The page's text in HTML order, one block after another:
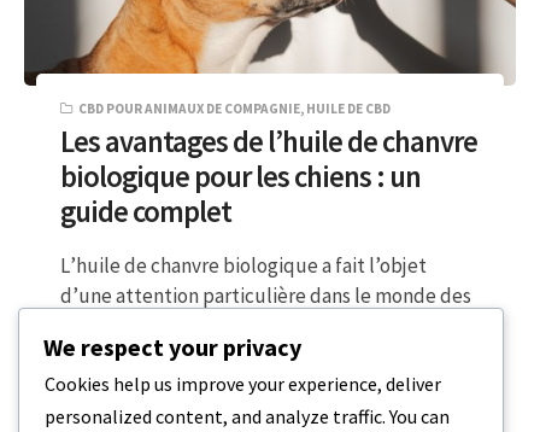
CBD POUR ANIMAUX DE COMPAGNIE, HUILE DE CBD
Les avantages de l’huile de chanvre
biologique pour les chiens : un
guide complet
L’huile de chanvre biologique a fait l’objet
d’une attention particulière dans le monde des
notamment…
6 MINUTES DE LECTURE 18 DÉCEMBRE 2023
We respect your privacy
Cookies help us improve your experience, deliver
personalized content, and analyze traffic. You can